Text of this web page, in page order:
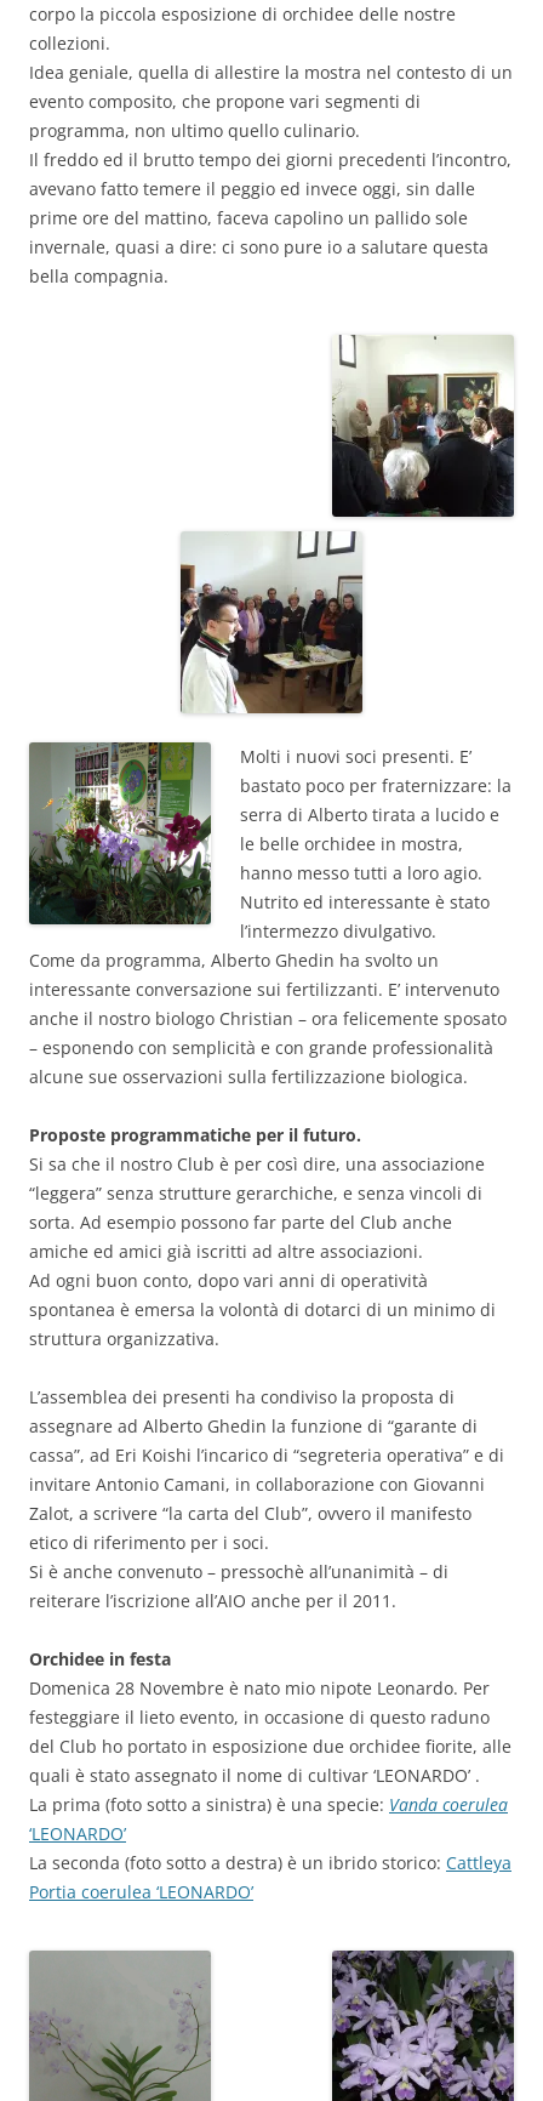
corpo la piccola esposizione di orchidee delle nostre
collezioni.
Idea geniale, quella di allestire la mostra nel contesto di un
evento composito, che propone vari segmenti di
programma, non ultimo quello culinario.
Il freddo ed il brutto tempo dei giorni precedenti l’incontro,
avevano fatto temere il peggio ed invece oggi, sin dalle
prime ore del mattino, faceva capolino un pallido sole
invernale, quasi a dire: ci sono pure io a salutare questa
bella compagnia.
Molti i nuovi soci presenti. E’
bastato poco per fraternizzare: la
serra di Alberto tirata a lucido e
le belle orchidee in mostra,
hanno messo tutti a loro agio.
Nutrito ed interessante è stato
l’intermezzo divulgativo.
Come da programma, Alberto Ghedin ha svolto un
interessante conversazione sui fertilizzanti. E’ intervenuto
anche il nostro biologo Christian – ora felicemente sposato
– esponendo con semplicità e con grande professionalità
alcune sue osservazioni sulla fertilizzazione biologica.
Proposte programmatiche per il futuro.
Si sa che il nostro Club è per così dire, una associazione
“leggera” senza strutture gerarchiche, e senza vincoli di
sorta. Ad esempio possono far parte del Club anche
amiche ed amici già iscritti ad altre associazioni.
Ad ogni buon conto, dopo vari anni di operatività
spontanea è emersa la volontà di dotarci di un minimo di
struttura organizzativa.
L’assemblea dei presenti ha condiviso la proposta di
assegnare ad Alberto Ghedin la funzione di “garante di
cassa”, ad Eri Koishi l’incarico di “segreteria operativa” e di
invitare Antonio Camani, in collaborazione con Giovanni
Zalot, a scrivere “la carta del Club”, ovvero il manifesto
etico di riferimento per i soci.
Si è anche convenuto – pressochè all’unanimità – di
reiterare l’iscrizione all’AIO anche per il 2011.
Orchidee in festa
Domenica 28 Novembre è nato mio nipote Leonardo. Per
festeggiare il lieto evento, in occasione di questo raduno
del Club ho portato in esposizione due orchidee fiorite, alle
quali è stato assegnato il nome di cultivar ‘LEONARDO’ .
La prima (foto sotto a sinistra) è una specie: Vanda coerulea
‘LEONARDO’
La seconda (foto sotto a destra) è un ibrido storico: Cattleya
Portia coerulea ‘LEONARDO’